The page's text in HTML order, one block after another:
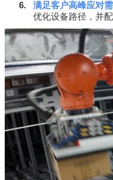
6.
满足客户高峰应对需
优化设备路径，并